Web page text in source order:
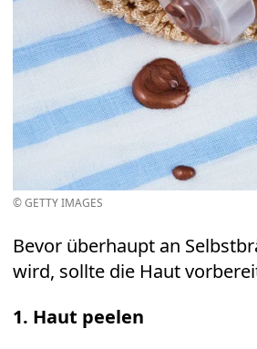
© GETTY IMAGES
Bevor überhaupt an
wird, sollte die Haut
1. Haut peelen